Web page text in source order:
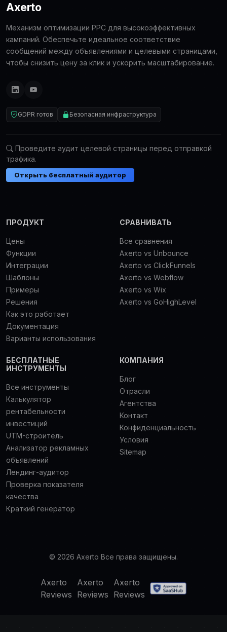
Axerto
Механизм оптимизации PPC для высокоэффективных
кампаний. Обеспечьте идеальное соответствие
сообщений между объявлениями и целевыми страницами,
чтобы снизить цену за клик и ускорить масштабирование.
GDPR готов Безопасная инфраструктура
Проведите аудит целевой страницы перед отправкой
трафика.
Открыть бесплатный аудитор
ПРОДУКТ
Цены
Функции
Интеграции
Шаблоны
Примеры
Решения
Как это работает
Документация
Варианты использования
СРАВНИВАТЬ
Все сравнения
Axerto vs Unbounce
Axerto vs ClickFunnels
Axerto vs Webflow
Axerto vs Wix
Axerto vs GoHighLevel
БЕСПЛАТНЫЕ
ИНСТРУМЕНТЫ
Все инструменты
Калькулятор
рентабельности
инвестиций
UTM-строитель
Анализатор рекламных
объявлений
Лендинг-аудитор
Проверка показателя
качества
Краткий генератор
КОМПАНИЯ
Блог
Отрасли
Агентства
Контакт
Конфиденциальность
Условия
Sitemap
© 2026 Axerto Все права защищены.
Axerto
Reviews
Axerto
Reviews
Axerto
Reviews